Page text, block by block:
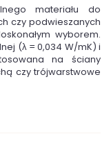
materiału do
czy podwieszanych
wyborem.
(λ = 0,034 W/mK) i
na ściany
czy trójwarstwowe